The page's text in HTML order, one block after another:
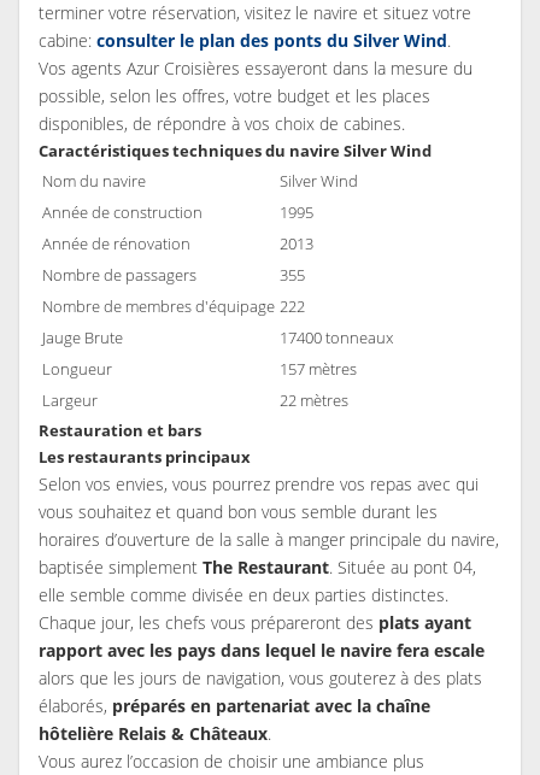
terminer votre réservation, visitez le navire et situez votre
cabine: consulter le plan des ponts du Silver Wind.
Vos agents Azur Croisières essayeront dans la mesure du
possible, selon les offres, votre budget et les places
disponibles, de répondre à vos choix de cabines.
Caractéristiques techniques du navire Silver Wind
Nom du navire
Silver Wind
Année de construction
1995
Année de rénovation
2013
Nombre de passagers
355
Nombre de membres d'équipage 222
Jauge Brute
17400 tonneaux
Longueur
157 mètres
Largeur
22 mètres
Restauration et bars
Les restaurants principaux
Selon vos envies, vous pourrez prendre vos repas avec qui
vous souhaitez et quand bon vous semble durant les
horaires d’ouverture de la salle à manger principale du navire,
baptisée simplement The Restaurant. Située au pont 04,
elle semble comme divisée en deux parties distinctes.
Chaque jour, les chefs vous prépareront des plats ayant
rapport avec les pays dans lequel le navire fera escale
alors que les jours de navigation, vous gouterez à des plats
élaborés, préparés en partenariat avec la chaîne
hôtelière Relais & Châteaux.
Vous aurez l’occasion de choisir une ambiance plus